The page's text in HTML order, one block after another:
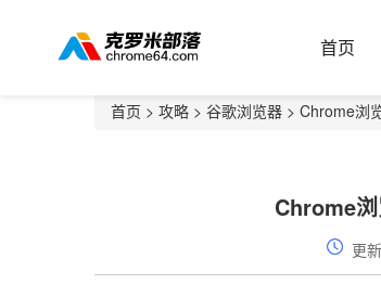
首页
首页 > 攻略 > 谷歌浏览器 > Chrome浏
Chrome
更